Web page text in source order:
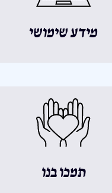
מידע שימושי
תמכו בנו